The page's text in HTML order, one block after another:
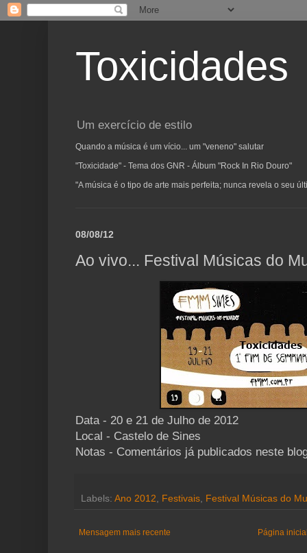
Toxicidades
Um exercício de estilo
Quando a música é um vício... um "veneno" salutar
"Toxicidade" - Tema dos GNR - Álbum "Rock In Rio Douro"
"A música é o tipo de arte mais perfeita; nunca revela o seu
08/08/12
Ao vivo... Festival Músicas do
Data - 20 e 21 de Julho de 2012
Local - Castelo de Sines
Notas - Comentários já publicados neste
Labels: Ano 2012, Festivais, Festival Músicas do
Mensagem mais recente Página